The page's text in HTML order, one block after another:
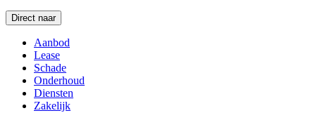
Direct naar
Aanbod
Lease
Schade
Onderhoud
Diensten
Zakelijk